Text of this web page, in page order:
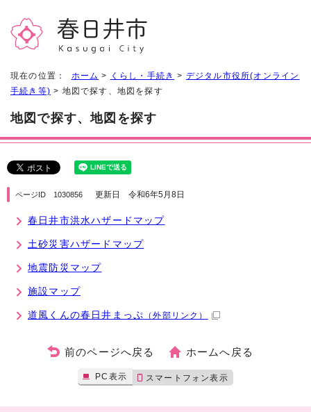
現在の位置： ホーム > くらし・手続き > デジタル市役所(オンライン
手続き等) > 地図で探す、地図を探す
地図で探す、地図を探す
ページID 1030856 更新日 令和6年5月8日
春日井市洪水ハザードマップ
土砂災害ハザードマップ
地震防災マップ
施設マップ
道風くんの春日井まっぷ （外部リンク）
前のページへ戻る ホームへ戻る
PC表示 スマートフォン表示